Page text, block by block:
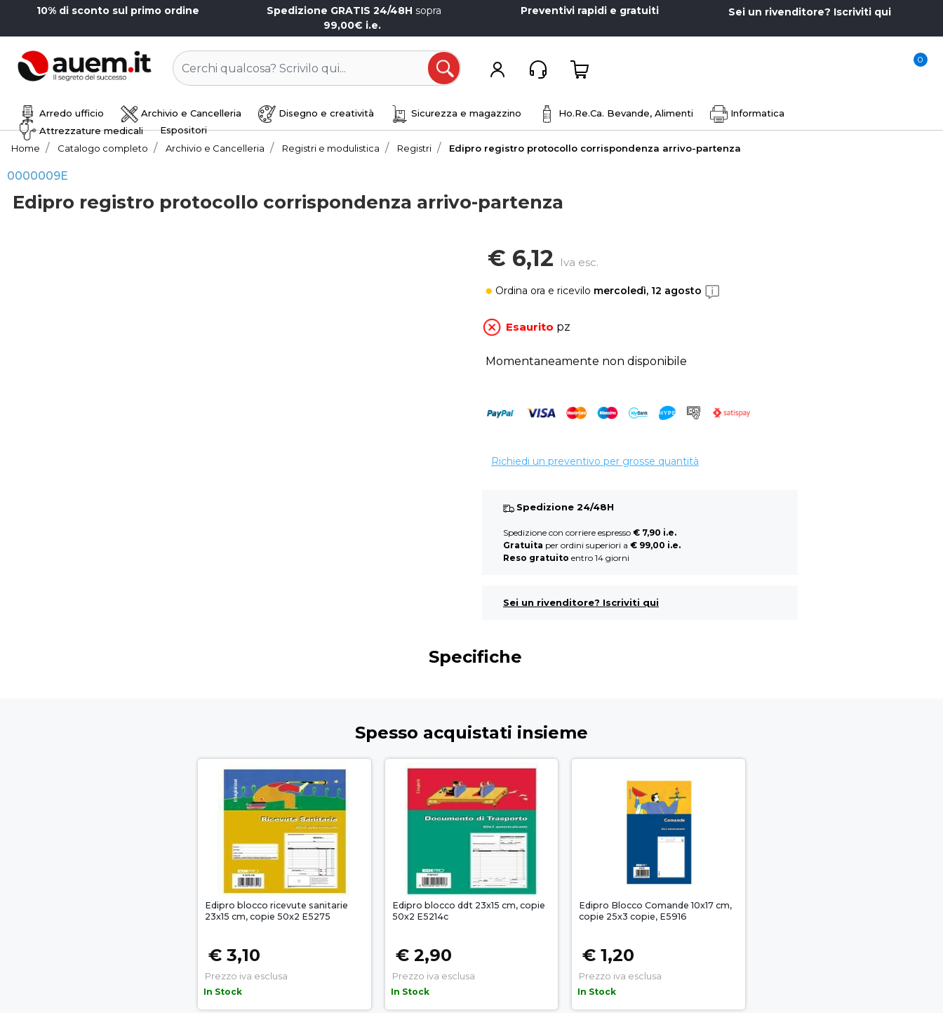
10% di sconto sul primo ordine Spedizione GRATIS 24/48H sopra
99,00€ i.e.
Preventivi rapidi e gratuiti Sei un rivenditore? Iscriviti qui
0
Arredo ufficio Archivio e Cancelleria Disegno e creatività Sicurezza e magazzino Ho.Re.Ca. Bevande, Alimenti
Informatica
Attrezzature medicali
Espositori
Home
Catalogo completo Archivio e Cancelleria Registri e modulistica Registri Edipro registro protocollo corrispondenza arrivo-partenza
0000009E
Edipro registro protocollo corrispondenza arrivo-partenza
€ 6,12 Iva esc.
Ordina ora e ricevilo mercoledì, 12 agosto
Esaurito pz
Momentaneamente non disponibile
Richiedi un preventivo per grosse quantità
Spedizione 24/48H
Spedizione con corriere espresso € 7,90 i.e.
Gratuita per ordini superiori a € 99,00 i.e.
Reso gratuito entro 14 giorni
Sei un rivenditore? Iscriviti qui
Specifiche
Spesso acquistati insieme
Edipro blocco ricevute sanitarie
23x15 cm, copie 50x2 E5275
€ 3,10
Prezzo iva esclusa
In Stock
Edipro blocco ddt 23x15 cm, copie
50x2 E5214c
€ 2,90
Prezzo iva esclusa
In Stock
Edipro Blocco Comande 10x17 cm,
copie 25x3 copie, E5916
€ 1,20
Prezzo iva esclusa
In Stock